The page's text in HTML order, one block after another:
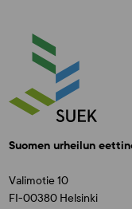
Suomen urheilun
Valimotie 10
FI-00380 Helsinki